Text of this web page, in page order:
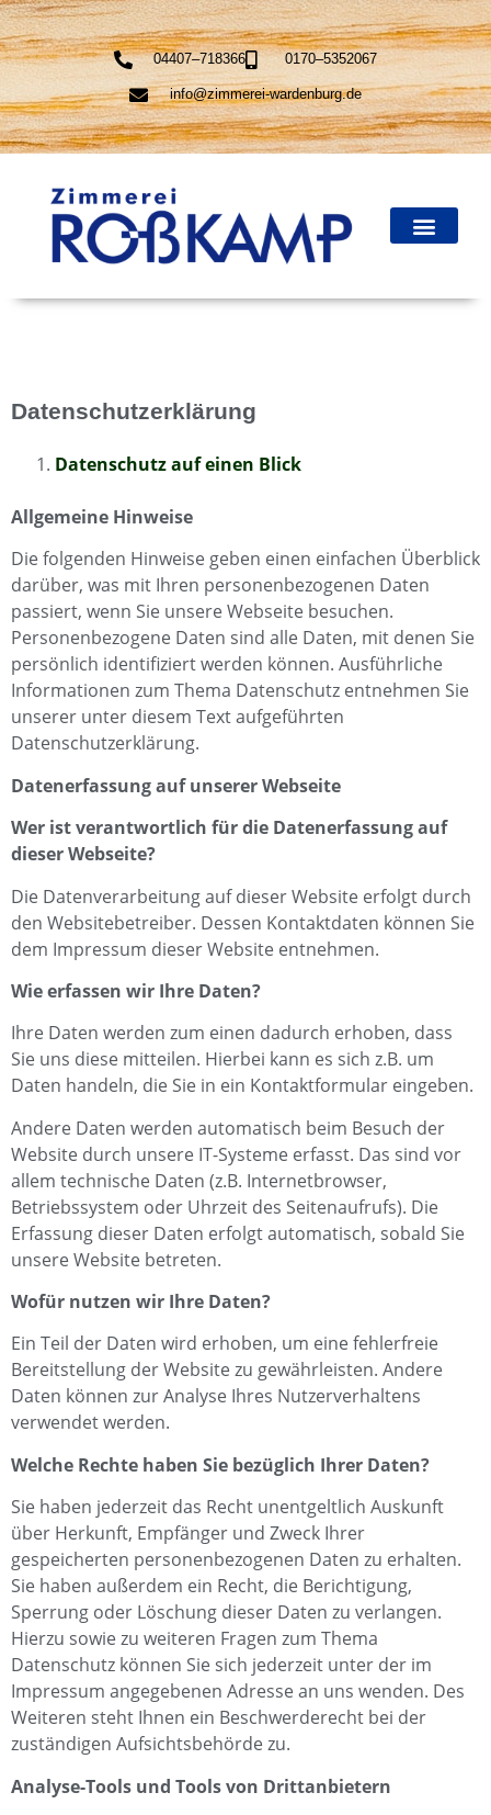
04407–718366 0170–5352067
info@zimmerei-wardenburg.de
Datenschutzerklärung
Datenschutz auf einen Blick
Allgemeine Hinweise
Die folgenden Hinweise geben einen einfachen Überblick
darüber, was mit Ihren personenbezogenen Daten
passiert, wenn Sie unsere Webseite besuchen.
Personenbezogene Daten sind alle Daten, mit denen Sie
persönlich identifiziert werden können. Ausführliche
Informationen zum Thema Datenschutz entnehmen Sie
unserer unter diesem Text aufgeführten
Datenschutzerklärung.
Datenerfassung auf unserer Webseite
Wer ist verantwortlich für die Datenerfassung auf
dieser Webseite?
Die Datenverarbeitung auf dieser Website erfolgt durch
den Websitebetreiber. Dessen Kontaktdaten können Sie
dem Impressum dieser Website entnehmen.
Wie erfassen wir Ihre Daten?
Ihre Daten werden zum einen dadurch erhoben, dass
Sie uns diese mitteilen. Hierbei kann es sich z.B. um
Daten handeln, die Sie in ein Kontaktformular eingeben.
Andere Daten werden automatisch beim Besuch der
Website durch unsere IT-Systeme erfasst. Das sind vor
allem technische Daten (z.B. Internetbrowser,
Betriebssystem oder Uhrzeit des Seitenaufrufs). Die
Erfassung dieser Daten erfolgt automatisch, sobald Sie
unsere Website betreten.
Wofür nutzen wir Ihre Daten?
Ein Teil der Daten wird erhoben, um eine fehlerfreie
Bereitstellung der Website zu gewährleisten. Andere
Daten können zur Analyse Ihres Nutzerverhaltens
verwendet werden.
Welche Rechte haben Sie bezüglich Ihrer Daten?
Sie haben jederzeit das Recht unentgeltlich Auskunft
über Herkunft, Empfänger und Zweck Ihrer
gespeicherten personenbezogenen Daten zu erhalten.
Sie haben außerdem ein Recht, die Berichtigung,
Sperrung oder Löschung dieser Daten zu verlangen.
Hierzu sowie zu weiteren Fragen zum Thema
Datenschutz können Sie sich jederzeit unter der im
Impressum angegebenen Adresse an uns wenden. Des
Weiteren steht Ihnen ein Beschwerderecht bei der
zuständigen Aufsichtsbehörde zu.
Analyse-Tools und Tools von Drittanbietern